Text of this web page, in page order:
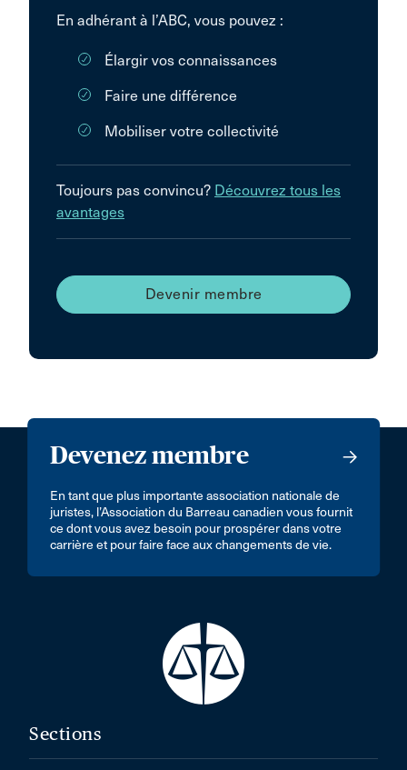
En adhérant à l’ABC, vous pouvez :
Élargir vos connaissances
Faire une différence
Mobiliser votre collectivité
Toujours pas convincu? Découvrez tous les
avantages
Devenir membre
Devenez membre
En tant que plus importante association nationale de
juristes, l’Association du Barreau canadien vous fournit
ce dont vous avez besoin pour prospérer dans votre
carrière et pour faire face aux changements de vie.
Sections